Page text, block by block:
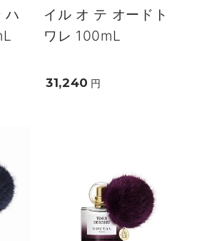
ハ
イル オ テ オードト
ワレ 100mL
31,240 円